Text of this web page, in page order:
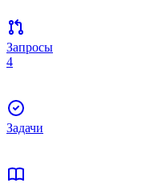
Запросы
4
Задачи